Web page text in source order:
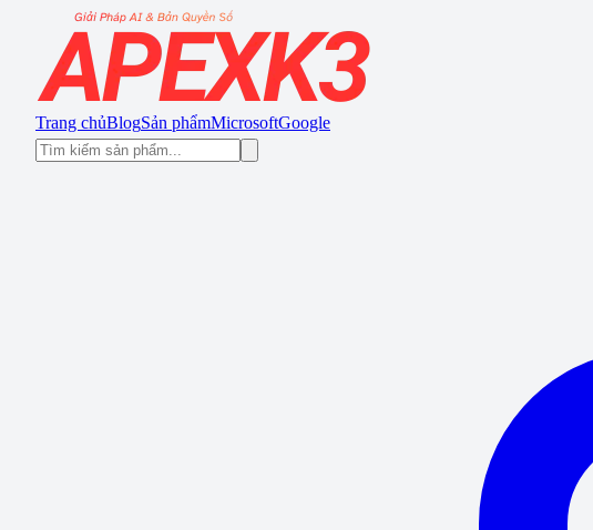
Trang chủBlogSản phẩmMicrosoftGoogle